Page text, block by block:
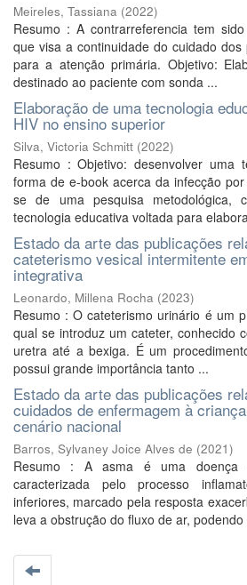
Meireles, Tassiana (2022)
Resumo : A contrarreferencia tem
que visa a continuidade do cuidado dos
para a atenção primária. Objetivo:
destinado ao paciente com sonda ...
Elaboração de uma tecnologia
HIV no ensino superior
Silva, Victoria Schmitt (2022)
Resumo : Objetivo: desenvolver uma
forma de e-book acerca da infecção
se de uma pesquisa metodológica,
tecnologia educativa voltada para
Estado da arte das publicações
cateterismo vesical intermitente
integrativa
Leonardo, Millena Rocha (2023)
Resumo : O cateterismo urinário é um
qual se introduz um cateter, conhecido
uretra até a bexiga. É um
possui grande importância tanto ...
Estado da arte das publicações
cuidados de enfermagem à
cenário nacional
Barros, Sylvaney Joice Alves de (2021)
Resumo : A asma é uma doença
caracterizada pelo processo
inferiores, marcado pela resposta
leva a obstrução do fluxo de ar, podendo